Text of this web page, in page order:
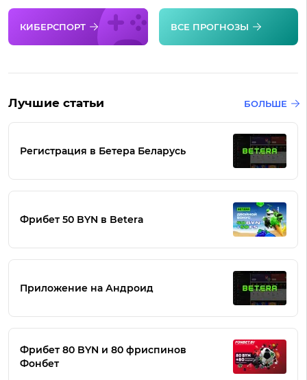
КИБЕРСПОРТ ВСЕ ПРОГНОЗЫ
Лучшие статьи БОЛЬШЕ
Регистрация в Бетера Беларусь
Фрибет 50 BYN в Betera
Приложение на Андроид
Фрибет 80 BYN и 80 фриспинов
Фонбет